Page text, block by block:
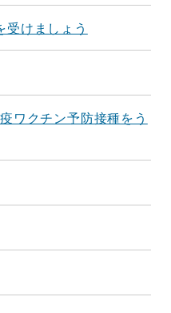
受けましょう
ワクチン予防接種をう